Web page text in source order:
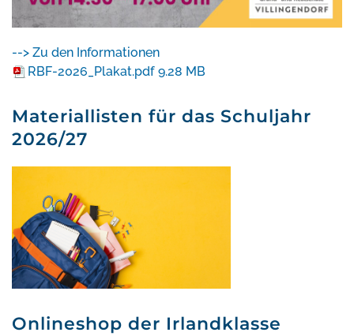
--> Zu den Informationen
RBF-2026_Plakat.pdf 9.28 MB
Materiallisten für das Schuljahr
2026/27
Onlineshop der Irlandklasse